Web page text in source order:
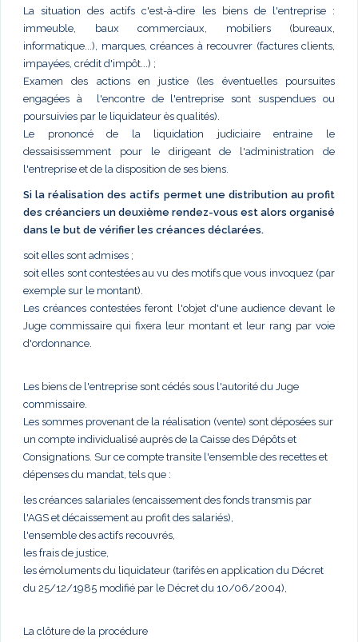
La situation des actifs c'est-à-dire les biens de l'entreprise :
immeuble, baux commerciaux, mobiliers (bureaux,
informatique...), marques, créances à recouvrer (factures clients,
impayées, crédit d'impôt...) ;
Examen des actions en justice (les éventuelles poursuites
engagées à l'encontre de l'entreprise sont suspendues ou
poursuivies par le liquidateur ès qualités).
Le prononcé de la liquidation judiciaire entraine le
dessaisissemment pour le dirigeant de l'administration de
l'entreprise et de la disposition de ses biens.
Si la réalisation des actifs permet une distribution au profit
des créanciers un deuxième rendez-vous est alors organisé
dans le but de vérifier les créances déclarées.
soit elles sont admises ;
soit elles sont contestées au vu des motifs que vous invoquez (par
exemple sur le montant).
Les créances contestées feront l'objet d'une audience devant le
Juge commissaire qui fixera leur montant et leur rang par voie
d'ordonnance.
Les biens de l'entreprise sont cédés sous l'autorité du Juge
commissaire.
Les sommes provenant de la réalisation (vente) sont déposées sur
un compte individualisé auprès de la Caisse des Dépôts et
Consignations. Sur ce compte transite l'ensemble des recettes et
dépenses du mandat, tels que :
les créances salariales (encaissement des fonds transmis par
l'AGS et décaissement au profit des salariés),
l'ensemble des actifs recouvrés,
les frais de justice,
les émoluments du liquidateur (tarifés en application du Décret
du 25/12/1985 modifié par le Décret du 10/06/2004),
La clôture de la procédure